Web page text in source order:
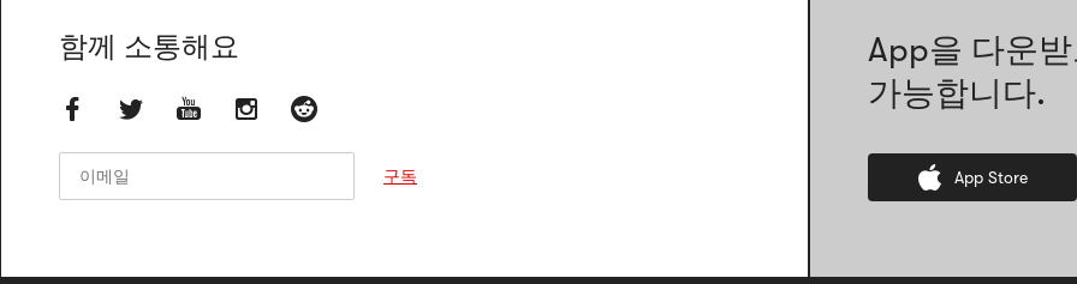
함께 소통해요
이메일
이메일
구독
App을 다운
가능합니다.
App Store